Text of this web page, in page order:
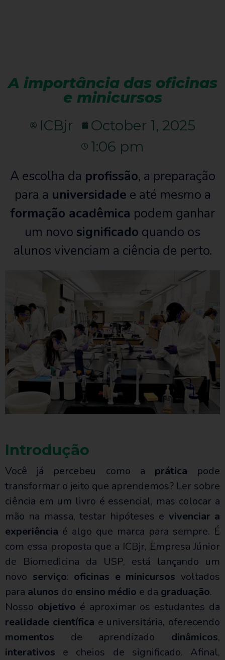
A importância das oficinas
e minicursos
ICBjr
October 1, 2025
1:06 pm
A escolha da profissão, a preparação
para a universidade e até mesmo a
formação acadêmica podem ganhar
um novo significado quando os
alunos vivenciam a ciência de perto.
Introdução
Você já percebeu como a prática pode
transformar o jeito que aprendemos? Ler sobre
ciência em um livro é essencial, mas colocar a
mão na massa, testar hipóteses e vivenciar a
experiência é algo que marca para sempre. É
com essa proposta que a ICBjr, Empresa Júnior
de Biomedicina da USP, está lançando um
novo serviço: oficinas e minicursos voltados
para alunos do ensino médio e da graduação.
Nosso objetivo é aproximar os estudantes da
realidade científica e universitária, oferecendo
momentos de aprendizado dinâmicos,
interativos e cheios de significado. Afinal,